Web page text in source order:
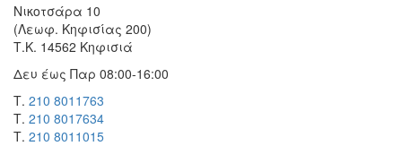
Νικοτσάρα 10
(Λεωφ. Κηφισίας 200)
Τ.Κ. 14562 Κηφισιά
Δευ έως Παρ 08:00-16:00
Τ. 210 8011763
Τ. 210 8017634
Τ. 210 8011015